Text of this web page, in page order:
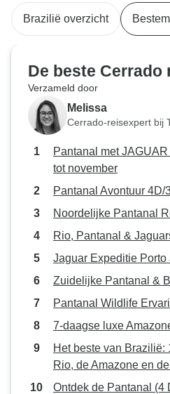
Brazilië overzicht
De beste Cerrado
Verzameld door
Melissa
Cerrado-reisexpert bij
Pantanal met
tot november
Pantanal Avontuur 4D/
Noordelijke Pantanal
Rio, Pantanal &
Jaguar Expeditie Porto
Zuidelijke Pantanal &
Pantanal Wildlife
7-daagse luxe
Het beste van Brazilië:
Rio, de Amazone en
Ontdek de Pantanal (4